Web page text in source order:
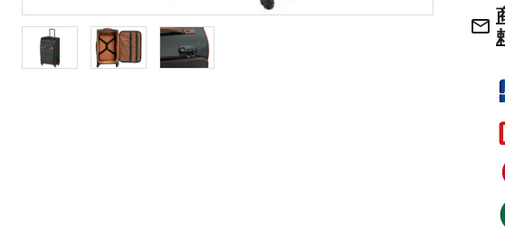
式章・略肩衣
法衣かばん・
戸帳・華鬘
喚鐘・梵鐘・銅
mail_outline